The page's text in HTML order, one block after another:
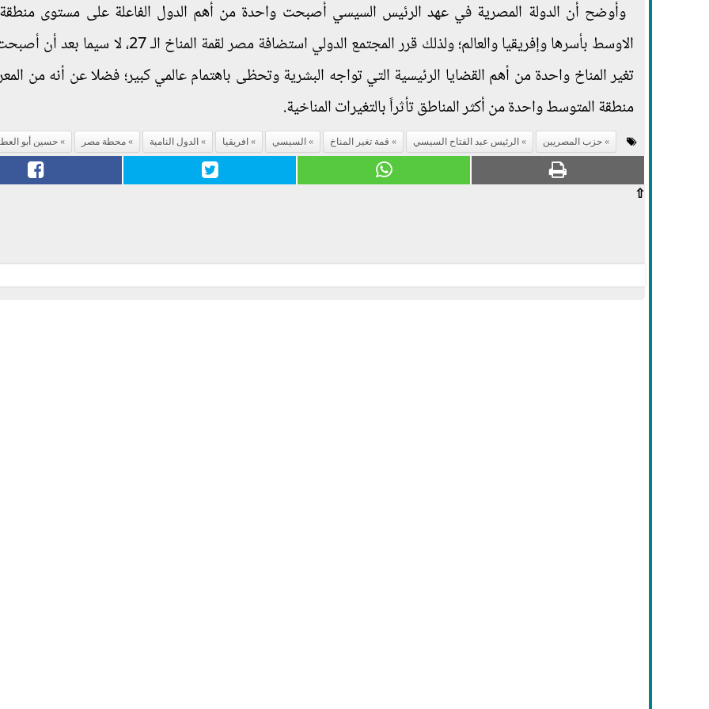
وأوضح أن الدولة المصرية في عهد الرئيس السيسي أصبحت واحدة من أهم الدول الفاعلة على مستوى
الاوسط بأسرها وإفريقيا والعالم؛ ولذلك قرر المجتمع الدولي استضافة مصر لقمة المناخ
تغير المناخ واحدة من أهم القضايا الرئيسية التي تواجه البشرية وتحظى باهتمام عالمي كبير؛ فضلا عن أنه من
منطقة المتوسط واحدة من أكثر المناطق تأثراً بالتغيرات المناخية.
حزب المصريين الرئيس عبد الفتاح السيسي قمة تغير المناخ السيسي افريقيا الدول النامية محطة مصر حسين أبو
⇧